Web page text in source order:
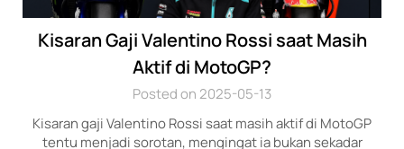
Kisaran Gaji Valentino Rossi saat Masih
Aktif di MotoGP?
Posted on 2025-05-13
Kisaran gaji Valentino Rossi saat masih aktif di MotoGP
tentu menjadi sorotan, mengingat ia bukan sekadar